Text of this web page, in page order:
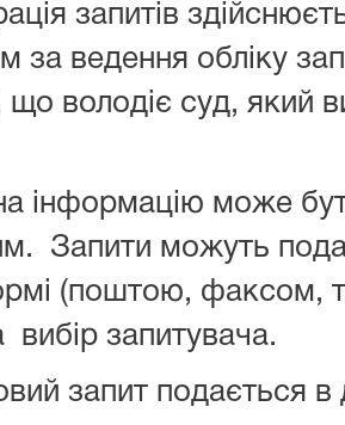
запитів
за ведення обліку
що володіє суд, який
може
Запити можуть
(поштою, факсом,
запитувача.
запит подається в